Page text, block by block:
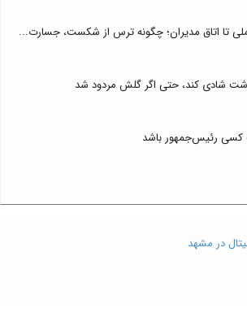
تا اتاق مدیران؛ چگونه ترس از شکست، جسارت...
شادی کند، حتی اگر گلش مردود شد
کسی رئیس‌جمهور باشد
در مشهد